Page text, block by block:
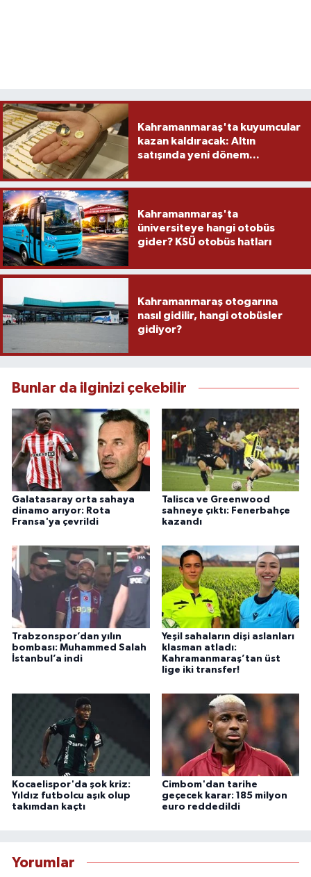
Kahramanmaraş'ta kuyumcular
kazan kaldıracak: Altın
satışında yeni dönem...
Kahramanmaraş'ta
üniversiteye hangi otobüs
gider? KSÜ otobüs hatları
Kahramanmaraş otogarına
nasıl gidilir, hangi otobüsler
gidiyor?
Bunlar da ilginizi çekebilir
Galatasaray orta sahaya
dinamo arıyor: Rota
Fransa'ya çevrildi
Talisca ve Greenwood
sahneye çıktı: Fenerbahçe
kazandı
Trabzonspor’dan yılın
bombası: Muhammed Salah
İstanbul’a indi
Yeşil sahaların dişi aslanları
klasman atladı:
Kahramanmaraş’tan üst
lige iki transfer!
Kocaelispor'da şok kriz:
Yıldız futbolcu aşık olup
takımdan kaçtı
Cimbom'dan tarihe
geçecek karar: 185 milyon
euro reddedildi
Yorumlar